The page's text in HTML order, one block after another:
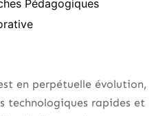
Pédagogiques
en perpétuelle évolution,
technologiques rapides et